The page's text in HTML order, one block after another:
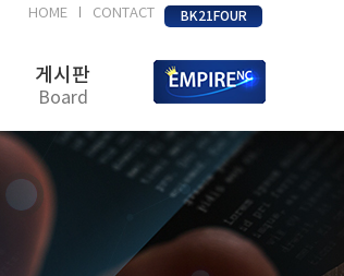
HOME CONTACT BK21FOUR
게시판
Board